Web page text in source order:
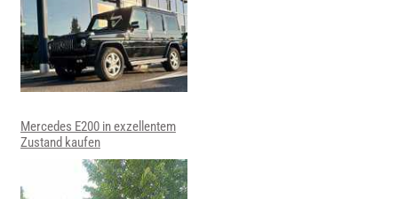
Mercedes E200 in exzellentem
Zustand kaufen